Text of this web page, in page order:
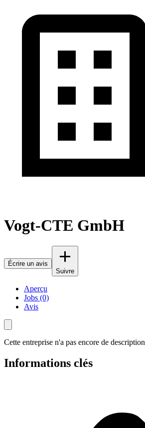
Vogt-CTE GmbH
Écrire un avis
Suivre
Aperçu
Jobs (0)
Avis
Cette entreprise n'a pas encore de description
Informations clés